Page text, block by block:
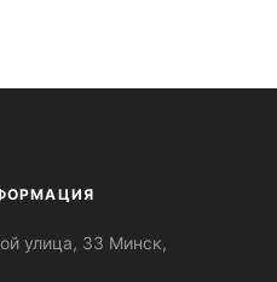
улица, 33 Минск,